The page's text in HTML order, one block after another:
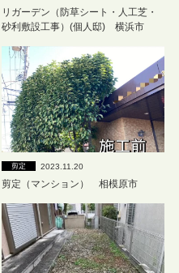
リガーデン（防草シート・人工芝・
砂利敷設工事）(個人邸) 横浜市
剪定 2023.11.20
剪定（マンション） 相模原市